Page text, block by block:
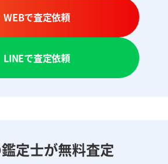
WEBで査定依頼
LINEで査定依頼
定士が無料査定